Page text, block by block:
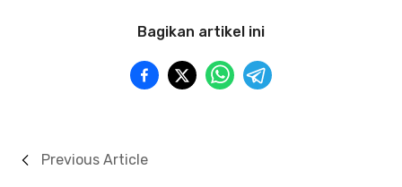
Bagikan artikel ini
Previous Article